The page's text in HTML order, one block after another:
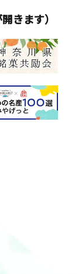
きます）